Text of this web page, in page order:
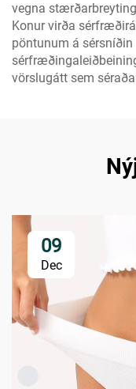
vegna
Konur virða
pöntunum á
vörslugátt sem
09
Dec